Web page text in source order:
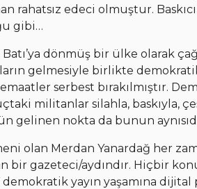
rahatsız edeci olmuştur.
gibi…
dönmüş bir ülke olarak
gelmesiyle birlikte
serbest bırakılmıştır.
militanlar silahla, baskıyla,
gelinen nokta da bunun
olan Merdan Yanardağ her
bir gazeteci/aydındır. Hiçbir
yayın yaşamına dijital